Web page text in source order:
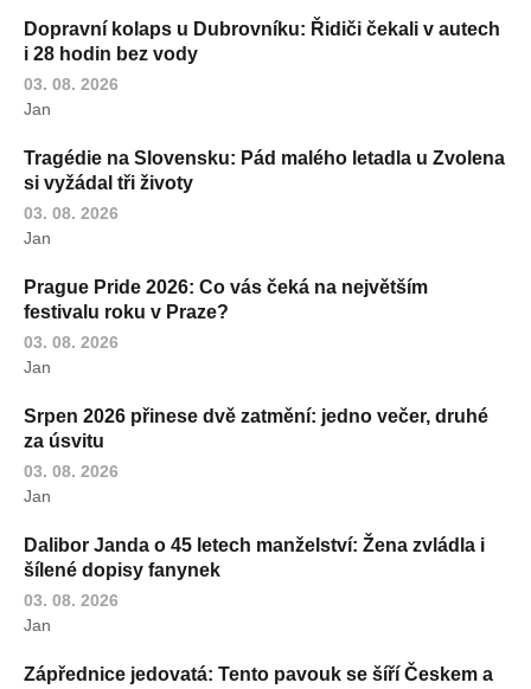
Dopravní kolaps u Dubrovníku: Řidiči čekali v autech
i 28 hodin bez vody
03. 08. 2026
Jan
Tragédie na Slovensku: Pád malého letadla u Zvolena
si vyžádal tři životy
03. 08. 2026
Jan
Prague Pride 2026: Co vás čeká na největším
festivalu roku v Praze?
03. 08. 2026
Jan
Srpen 2026 přinese dvě zatmění: jedno večer, druhé
za úsvitu
03. 08. 2026
Jan
Dalibor Janda o 45 letech manželství: Žena zvládla i
šílené dopisy fanynek
03. 08. 2026
Jan
Zápřednice jedovatá: Tento pavouk se šíří Českem a